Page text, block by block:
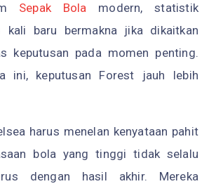
Sepak Bola modern, statistik
kali baru bermakna jika dikaitkan
keputusan pada momen penting.
ini, keputusan Forest jauh lebih
harus menelan kenyataan pahit
bola yang tinggi tidak selalu
dengan hasil akhir. Mereka